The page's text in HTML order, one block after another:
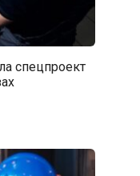
спецпроект